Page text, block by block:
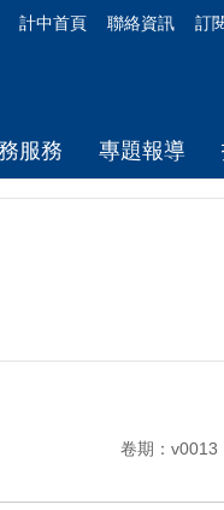
計中首頁 聯絡資訊 訂
服務 專題報導
卷期：v0013